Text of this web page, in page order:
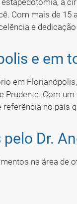
a
Com mais de 15
e
e em
em
Prudente. Com
no país
Dr.
na área de